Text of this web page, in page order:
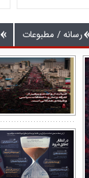
رسانه / مطبوعات